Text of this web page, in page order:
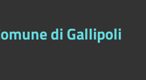
di Gallipoli